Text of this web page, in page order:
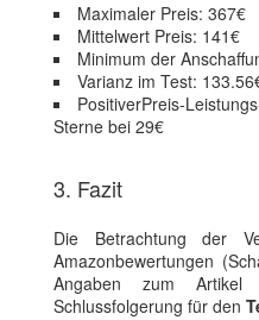
Maximaler Preis: 367€
Mittelwert Preis: 141€
Minimum der
Varianz im Test:
PositiverPreis-
Sterne bei 29€
3. Fazit
Die Betrachtung der
Amazonbewertungen
Angaben zum Artikel
Schlussfolgerung für den